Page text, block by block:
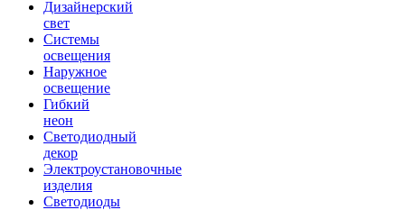
Дизайнерский
свет
Системы
освещения
Наружное
освещение
Гибкий
неон
Светодиодный
декор
Электроустановочные
изделия
Светодиоды